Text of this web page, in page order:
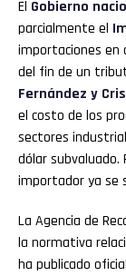
El Gobierno
parcialmente el
importaciones en
del fin de un
Fernández y
el costo de los
sectores
dólar subvaluado.
importador ya se
La Agencia de
la normativa
ha publicado